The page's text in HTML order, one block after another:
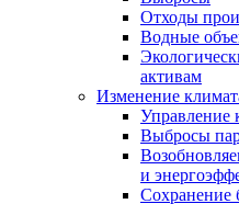
Отходы
Водные
активам
Изменение
Управление
Выбросы
и
Сохранение